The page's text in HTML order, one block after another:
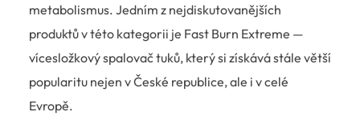
metabolismus. Jedním z nejdiskutovanějších
produktů v této kategorii je Fast Burn Extreme —
vícesložkový spalovač tuků, který si získává stále větší
popularitu nejen v České republice, ale i v celé
Evropě.